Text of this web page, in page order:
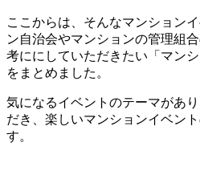
ここからは、そんなマンション
ン自治会やマンションの管理組
考ににしていただきたい「マン
をまとめました。
気になるイベントのテーマがあ
だき、楽しいマンションイベン
す。